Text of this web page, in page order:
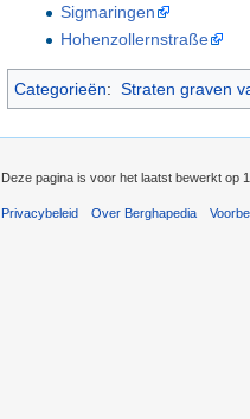
Sigmaringen
Hohenzollernstraße
Categorieën: Straten graven
Deze pagina is voor het laatst bewerkt op
Privacybeleid Over Berghapedia